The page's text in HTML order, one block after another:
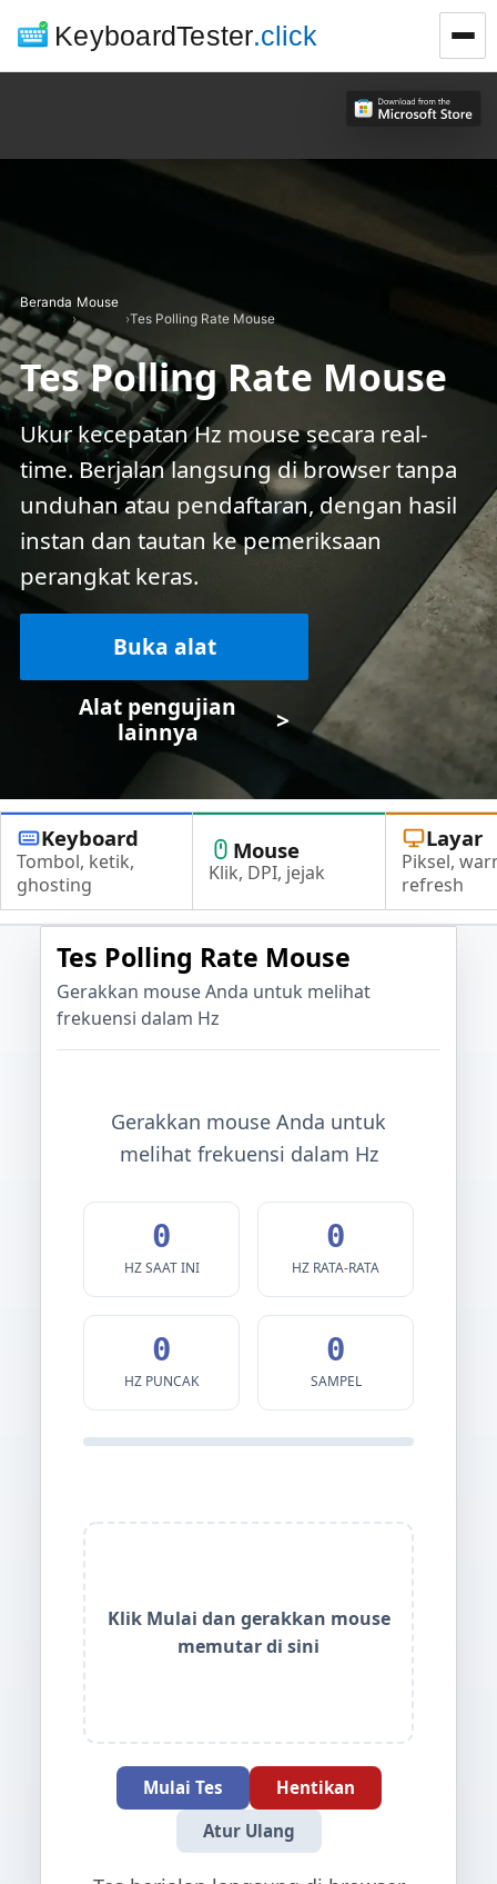
KeyboardTester.click
Beranda
›
Mouse
›Tes Polling Rate Mouse
Tes Polling Rate Mouse
Ukur kecepatan Hz mouse secara real-
time. Berjalan langsung di browser tanpa
unduhan atau pendaftaran, dengan hasil
instan dan tautan ke pemeriksaan
perangkat keras.
Buka alat
Alat pengujian
lainnya
>
Keyboard
Tombol, ketik,
ghosting
Mouse
Klik, DPI, jejak
Layar
Piksel,
refresh
Tes Polling Rate Mouse
Gerakkan mouse Anda untuk melihat
frekuensi dalam Hz
Gerakkan mouse Anda untuk
melihat frekuensi dalam Hz
0
HZ SAAT INI
0
HZ RATA-RATA
0
HZ PUNCAK
0
SAMPEL
Klik Mulai dan gerakkan mouse
memutar di sini
Mulai Tes
Hentikan
Atur Ulang